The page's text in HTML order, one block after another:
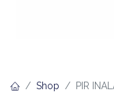
Shop PIR